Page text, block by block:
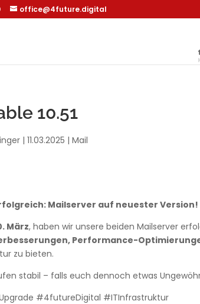
office@4future.digital
10.51
|11.03.2025 |Mail
Mailserver auf neuester Version!
März, haben wir unsere beiden Mailserver
Performance-
zu bieten.
stabil – falls euch dennoch etwas
#4futureDigital #ITInfrastruktur